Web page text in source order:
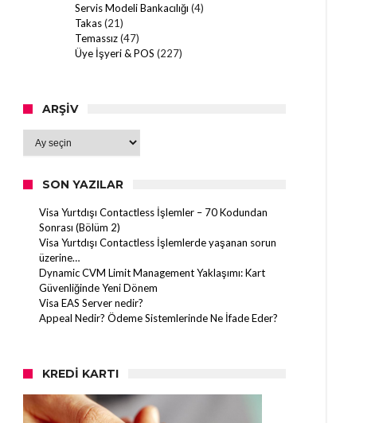
Servis Modeli Bankacılığı (4)
Takas(21)
Temassız(47)
Üye İşyeri & POS (227)
ARŞIV
SON YAZILAR
Visa Yurtdışı Contactless İşlemler – 70 Kodundan
Sonrası (Bölüm 2)
Visa Yurtdışı Contactless İşlemlerde yaşanan sorun
üzerine…
Dynamic CVM Limit Management Yaklaşımı: Kart
Güvenliğinde Yeni Dönem
Visa EAS Server nedir?
Appeal Nedir? Ödeme Sistemlerinde Ne İfade Eder?
KREDI KARTI